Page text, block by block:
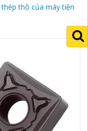
thô của máy tiện